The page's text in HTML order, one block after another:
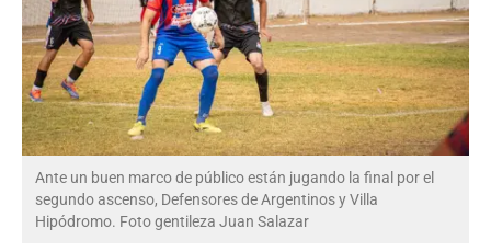
Ante un buen marco de público están jugando la final por el
segundo ascenso, Defensores de Argentinos y Villa
Hipódromo. Foto gentileza Juan Salazar